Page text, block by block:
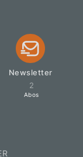
Newsletter
2
Abos